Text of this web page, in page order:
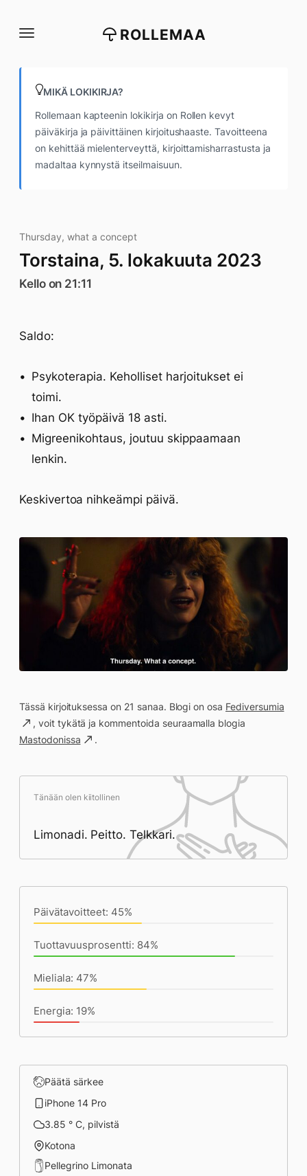
suoraan
ROLLEMAA
MIKÄ LOKIKIRJA?
Rollemaan kapteenin lokikirja on Rollen kevyt
päiväkirja ja päivittäinen kirjoitushaaste. Tavoitteena
on kehittää mielenterveyttä, kirjoittamisharrastusta ja
madaltaa kynnystä itseilmaisuun.
Thursday, what a concept
Torstaina, 5. lokakuuta 2023
Kello on 21:11
Saldo:
Psykoterapia. Keholliset harjoitukset ei
toimi.
Ihan OK työpäivä 18 asti.
Migreenikohtaus, joutuu skippaamaan
lenkin.
Keskivertoa nihkeämpi päivä.
Tässä kirjoituksessa on 21 sanaa. Blogi on osa Fediversumia
, voit tykätä ja kommentoida seuraamalla blogia
Mastodonissa
.
Tänään olen kiitollinen
Limonadi. Peitto. Telkkari.
Päivätavoitteet: 45%
Tuottavuusprosentti: 84%
Mieliala: 47%
Energia: 19%
Päätä särkee
iPhone 14 Pro
3.85 ° C, pilvistä
Kotona
Pellegrino Limonata